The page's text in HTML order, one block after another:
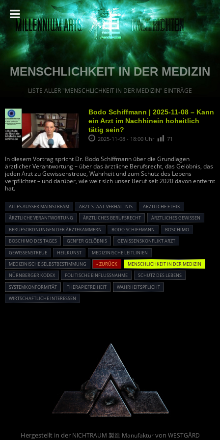
MENSCHLICHKEIT IN DER MEDIZIN
LISTE ALLER "MENSCHLICHKEIT IN DER MEDIZIN" EINTRÄGE
Bodo Schiffmann | 2025-11-08 – Kann
ein Arzt im Nachhinein hoheitlich
tätig sein?
2025-11-08 - 18:00 Uhr 71
In diesem Vortrag spricht Dr. Bodo Schiffmann über die Grundlagen
ärztlicher Verantwortung – über das ärztliche Berufsrecht, das Gelöbnis, das
jeden Arzt zu Gewissenstreue, Wahrheit und zum Schutz des Lebens
verpflichtet – und darüber, wie weit sich unser Beruf seit 2020 davon entfernt
hat.
ALLES AUSSER MAINSTREAM ARZT-STAAT-VERHÄLTNIS
ÄRZTLICHE ETHIK
ÄRZTLICHE VERANTWORTUNG
ÄRZTLICHES BERUFSRECHT
ÄRZTLICHES GEWISSEN
BERUFSORDNUNGEN DER ÄRZTEKAMMERN
BODO SCHIFFMANN
BOSCHIMO
BOSCHIMO DES TAGES
GENFER GELÖBNIS
GEWISSENSKONFLIKT ARZT
GEWISSENSTREUE
HEILKUNST
MEDIZINISCHE LEITLINIEN
MEDIZINISCHE SELBSTBESTIMMUNG
« ZURÜCK
MENSCHLICHKEIT IN DER MEDIZIN
NÜRNBERGER KODEX
POLITISCHE EINFLUSSNAHME
SCHUTZ DES LEBENS
SYSTEMKONFORMITÄT
THERAPIEFREIHEIT
WAHRHEITSPFLICHT
WIRTSCHAFTLICHE INTERESSEN
Hergestellt in der NICHTRAUM 製造 Manufakturvon WESTGÅRD
Powered By :